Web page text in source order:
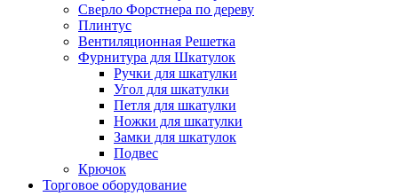
Сверло Форстнера по дереву
Плинтус
Вентиляционная Решетка
Фурнитура для Шкатулок
Ручки для шкатулки
Угол для шкатулки
Петля для шкатулки
Ножки для шкатулки
Замки для шкатулок
Подвес
Крючок
Торговое оборудование